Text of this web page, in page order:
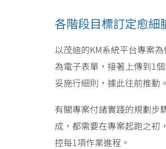
各階段目標訂定愈
以茂迪的KM系統平台專案
為電子表單，接著上傳到1
妥施行細則，據此往前推動。
有關專案付諸實踐的規劃步
成，都需要在專案起跑之初
控每1項作業進程。